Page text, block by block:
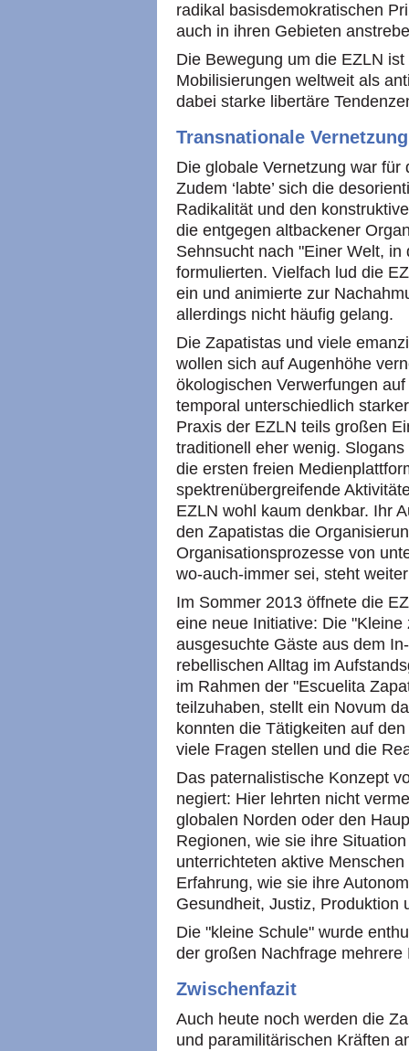
radikal basisdemokratischen
auch in ihren Gebieten
Die Bewegung um die EZLN
Mobilisierungen weltweit als
dabei starke libertäre
Transnationale Vernetzung
Die globale Vernetzung war
Zudem ‘labte’ sich die
Radikalität und den
die entgegen altbackener
Sehnsucht nach "Einer Welt,
formulierten. Vielfach lud die
ein und animierte zur
allerdings nicht häufig gelang.
Die Zapatistas und viele
wollen sich auf Augenhöhe
ökologischen Verwerfungen
temporal unterschiedlich
Praxis der EZLN teils großen
traditionell eher wenig.
die ersten freien
spektrenübergreifende
EZLN wohl kaum denkbar. Ihr
den Zapatistas die
Organisationsprozesse von
wo-auch-immer sei, steht
Im Sommer 2013 öffnete die
eine neue Initiative: Die
ausgesuchte Gäste aus dem
rebellischen Alltag im
im Rahmen der "Escuelita
teilzuhaben, stellt ein Novum
konnten die Tätigkeiten auf
viele Fragen stellen und die
Das paternalistische Konzept
negiert: Hier lehrten nicht
globalen Norden oder den
Regionen, wie sie ihre
unterrichteten aktive
Erfahrung, wie sie ihre
Gesundheit, Justiz, Produktion
Die "kleine Schule" wurde
der großen Nachfrage
Zwischenfazit
Auch heute noch werden die
und paramilitärischen Kräften